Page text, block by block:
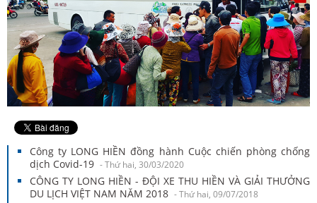
Công ty LONG HIỀN đồng hành Cuộc chiến phòng chống
dịch Covid-19 - Thứ hai, 30/03/2020
CÔNG TY LONG HIỀN - ĐỘI XE THU HIỀN VÀ GIẢI THƯỞNG
DU LỊCH VIỆT NAM NĂM 2018 - Thứ hai, 09/07/2018